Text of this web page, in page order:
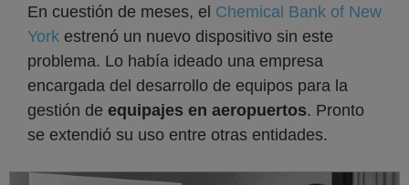
En cuestión de meses, el Chemical Bank of New
York estrenó un nuevo dispositivo sin este
problema. Lo había ideado una empresa
encargada del desarrollo de equipos para la
gestión de equipajes en aeropuertos. Pronto
se extendió su uso entre otras entidades.